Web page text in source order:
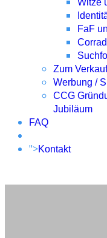
Witze
FaF
Zum Verkauf
Werbung /
CCG
Jubiläum
FAQ
">Kontakt